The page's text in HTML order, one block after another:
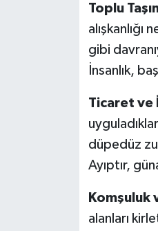
Toplu
gibi
İnsanlık,
Ticaret ve
düpedüz
Ayıptır,
Komşuluk
alanları